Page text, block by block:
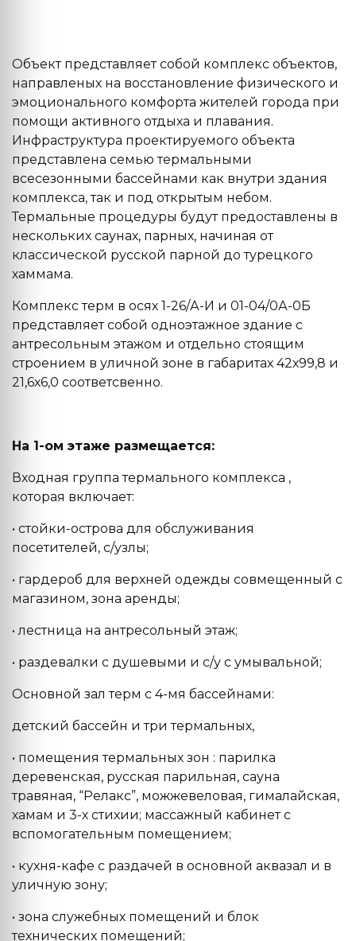
Объект представляет собой комплекс объектов,
направленых на восстановление физического и
эмоционального комфорта жителей города при
помощи активного отдыха и плавания.
Инфраструктура проектируемого объекта
представлена семью термальными
всесезонными бассейнами как внутри здания
комплекса, так и под открытым небом.
Термальные процедуры будут предоставлены в
нескольких саунах, парных, начиная от
классической русской парной до турецкого
хаммама.
Комплекс терм в осях 1-26/А-И и 01-04/0А-0Б
представляет собой одноэтажное здание с
антресольным этажом и отдельно стоящим
строением в уличной зоне в габаритах 42х99,8 и
21,6х6,0 соответсвенно.
На 1-ом этаже размещается:
Входная группа термального комплекса ,
которая включает:
• стойки-острова для обслуживания
посетителей, с/узлы;
• гардероб для верхней одежды совмещенный с
магазином, зона аренды;
• лестница на антресольный этаж;
• раздевалки с душевыми и с/у с умывальной;
Основной зал терм с 4-мя бассейнами:
детский бассейн и три термальных,
• помещения термальных зон : парилка
деревенская, русская парильная, сауна
травяная, “Релакс”, можжевеловая, гималайская,
хамам и 3-х стихии; массажный кабинет с
вспомогательным помещением;
• кухня-кафе с раздачей в основной аквазал и в
уличную зону;
• зона служебных помещений и блок
технических помещений;